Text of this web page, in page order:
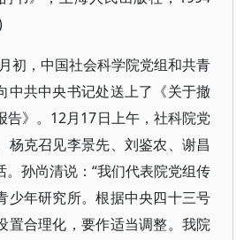
初，中国社会科学院党组和共青
中共中央书记处送上了《关于撤
告》。12月17日上午，社科院党
杨克召见李景先、刘鉴农、谢昌
孙尚清说：“我们代表院党组传
少年研究所。根据中央四十三号
置合理化，要作适当调整。我院